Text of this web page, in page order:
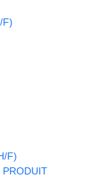
F)
F)
PRODUIT